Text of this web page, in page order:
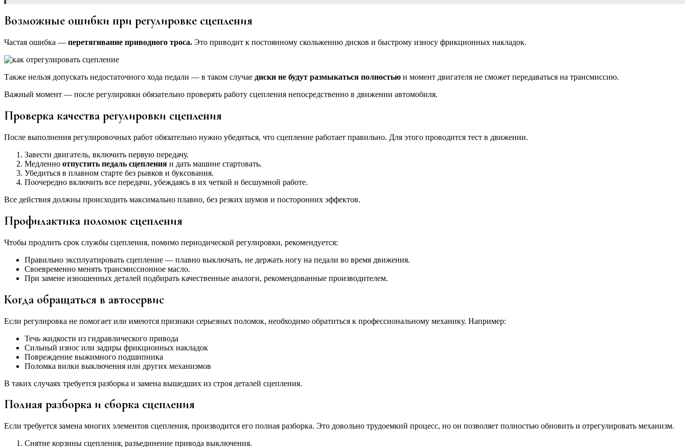
Возможные ошибки при регулировке сцепления
Частая ошибка — перетягивание приводного троса. Это приводит к постоянному скольжению дисков и быстрому износу фрикционных накладок.
Также нельзя допускать недостаточного хода педали — в таком случае диски не будут размыкаться полностью и момент двигателя не сможет передаваться на трансмиссию.
Важный момент — после регулировки обязательно проверять работу сцепления непосредственно в движении автомобиля.
Проверка качества регулировки сцепления
После выполнения регулировочных работ обязательно нужно убедиться, что сцепление работает правильно. Для этого проводится тест в движении.
Завести двигатель, включить первую передачу.
Медленно отпустить педаль сцепления и дать машине стартовать.
Убедиться в плавном старте без рывков и буксования.
Поочередно включить все передачи, убеждаясь в их четкой и бесшумной работе.
Все действия должны происходить максимально плавно, без резких шумов и посторонних эффектов.
Профилактика поломок сцепления
Чтобы продлить срок службы сцепления, помимо периодической регулировки, рекомендуется:
Правильно эксплуатировать сцепление — плавно выключать, не держать ногу на педали во время движения.
Своевременно менять трансмиссионное масло.
При замене изношенных деталей подбирать качественные аналоги, рекомендованные производителем.
Когда обращаться в автосервис
Если регулировка не помогает или имеются признаки серьезных поломок, необходимо обратиться к профессиональному механику. Например:
Течь жидкости из гидравлического привода
Сильный износ или задиры фрикционных накладок
Повреждение выжимного подшипника
Поломка вилки выключения или других механизмов
В таких случаях требуется разборка и замена вышедших из строя деталей сцепления.
Полная разборка и сборка сцепления
Если требуется замена многих элементов сцепления, производится его полная разборка. Это довольно трудоемкий процесс, но он позволяет полностью обновить и отрегулировать механизм.
Снятие корзины сцепления, разъединение привода выключения.